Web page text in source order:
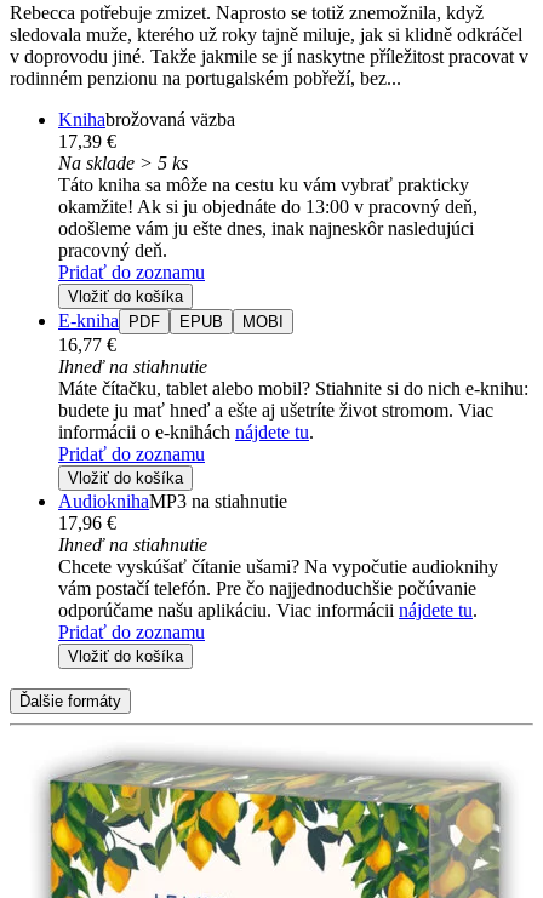
Rebecca potřebuje zmizet. Naprosto se totiž znemožnila, když
sledovala muže, kterého už roky tajně miluje, jak si klidně odkráčel
v doprovodu jiné. Takže jakmile se jí naskytne příležitost pracovat v
rodinném penzionu na portugalském pobřeží, bez...
Knihabrožovaná väzba
17,39 €
Na sklade > 5 ks
Táto kniha sa môže na cestu ku vám vybrať prakticky
okamžite! Ak si ju objednáte do 13:00 v pracovný deň,
odošleme vám ju ešte dnes, inak najneskôr nasledujúci
pracovný deň.
Pridať do zoznamu
Vložiť do košíka
E-kniha PDF EPUB MOBI
16,77 €
Ihneď na stiahnutie
Máte čítačku, tablet alebo mobil? Stiahnite si do nich e-knihu:
budete ju mať hneď a ešte aj ušetríte život stromom. Viac
informácii o e-knihách nájdete tu.
Pridať do zoznamu
Vložiť do košíka
AudioknihaMP3 na stiahnutie
17,96 €
Ihneď na stiahnutie
Chcete vyskúšať čítanie ušami? Na vypočutie audioknihy
vám postačí telefón. Pre čo najjednoduchšie počúvanie
odporúčame našu aplikáciu. Viac informácii nájdete tu.
Pridať do zoznamu
Vložiť do košíka
Ďalšie formáty